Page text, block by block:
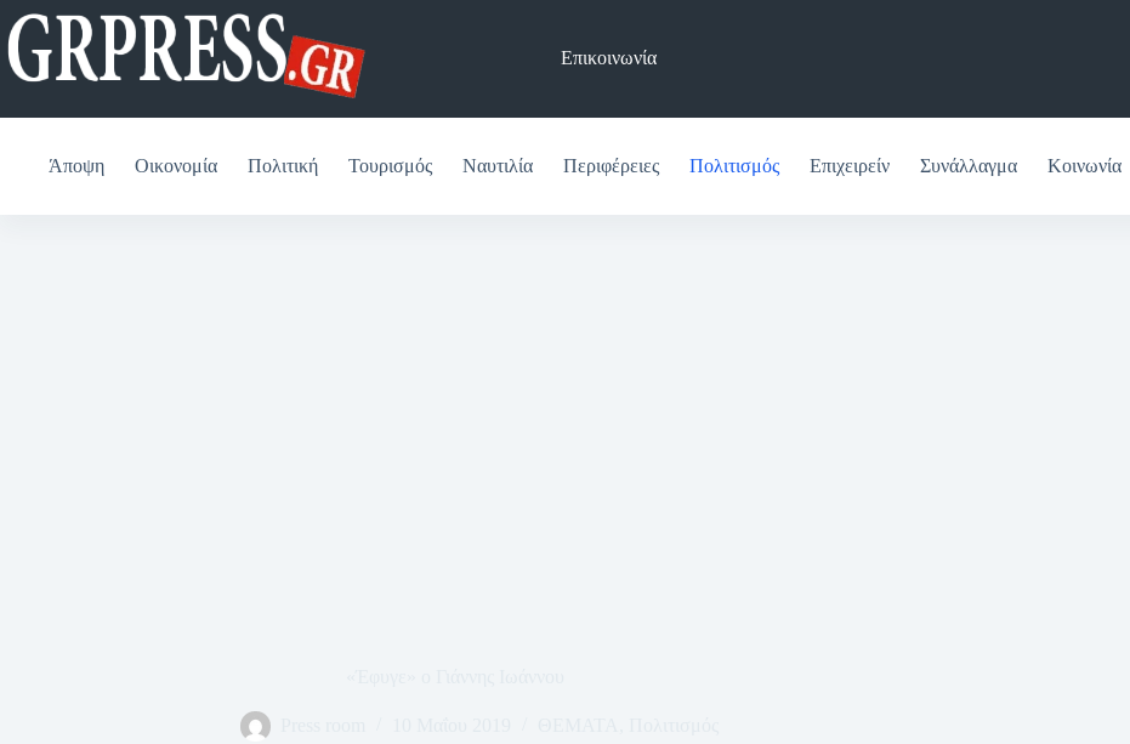
Μετάβαση
στο
περιεχόμενο
Επικοινωνία
Άποψη Οικονομία Πολιτική Τουρισμός Ναυτιλία Περιφέρειες Πολιτισμός Επιχειρείν Συνάλλαγμα Κοινωνία